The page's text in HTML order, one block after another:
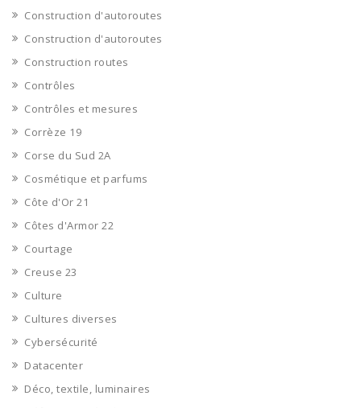
Construction d'autoroutes
Construction d'autoroutes
Construction routes
Contrôles
Contrôles et mesures
Corrèze 19
Corse du Sud 2A
Cosmétique et parfums
Côte d'Or 21
Côtes d'Armor 22
Courtage
Creuse 23
Culture
Cultures diverses
Cybersécurité
Datacenter
Déco, textile, luminaires